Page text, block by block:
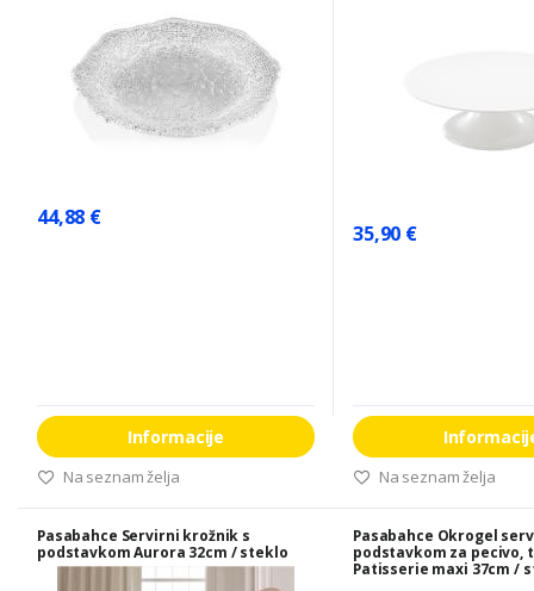
44,88 €
Informacije
Na seznam želja
35,90 €
Na seznam želja
Pasabahce Servirni krožnik s
podstavkom Aurora 32cm / steklo
Pasabahce Okrogel
podstavkom za pecivo,
Patisserie maxi 37cm /